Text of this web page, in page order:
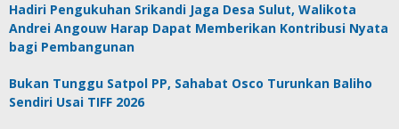
Hadiri Pengukuhan Srikandi Jaga Desa Sulut, Walikota
Andrei Angouw Harap Dapat Memberikan Kontribusi Nyata
bagi Pembangunan
Bukan Tunggu Satpol PP, Sahabat Osco Turunkan Baliho
Sendiri Usai TIFF 2026